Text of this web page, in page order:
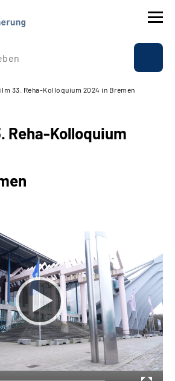
(DGS)
33. Reha-Kolloquium 2024 in Bremen
Reha-Kolloquium